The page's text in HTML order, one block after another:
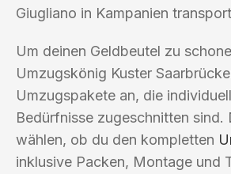
Giugliano in Kampanien
Um deinen Geldbeutel zu
Umzugskönig Kuster
Umzugspakete an, die
Bedürfnisse zugeschnitten sind.
wählen, ob du den kompletten
inklusive Packen, Montage und